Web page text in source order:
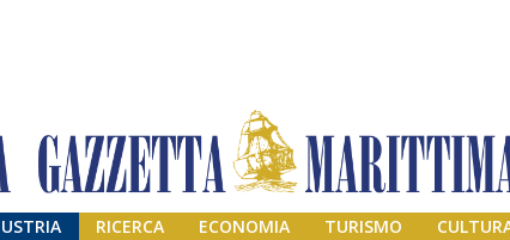
RICERCA ECONOMIA TURISMO